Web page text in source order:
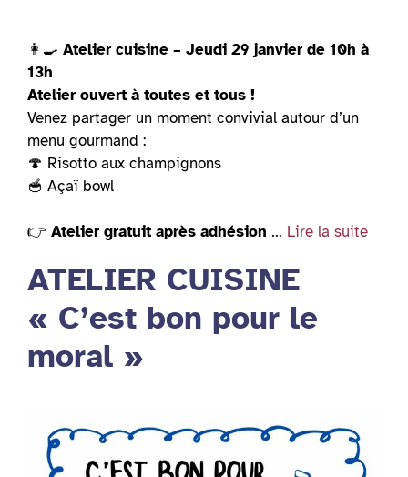
👩‍🍳 Atelier cuisine – Jeudi 29 janvier de 10h à
13h
Atelier ouvert à toutes et tous !
Venez partager un moment convivial autour d’un
menu gourmand :
🍄 Risotto aux champignons
🥣 Açaï bowl
👉 Atelier gratuit après adhésion … Lire la suite
ATELIER CUISINE
« C’est bon pour le
moral »